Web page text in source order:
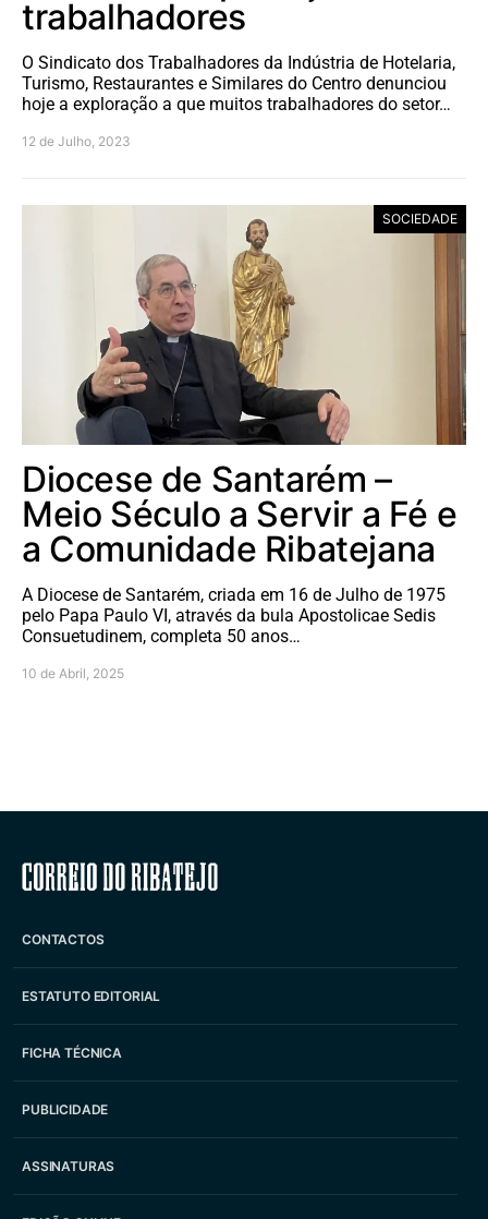
trabalhadores
O Sindicato dos Trabalhadores da Indústria de Hotelaria,
Turismo, Restaurantes e Similares do Centro denunciou
hoje a exploração a que muitos trabalhadores do setor…
12 de Julho, 2023
SOCIEDADE
Diocese de Santarém –
Meio Século a Servir a Fé e
a Comunidade Ribatejana
A Diocese de Santarém, criada em 16 de Julho de 1975
pelo Papa Paulo VI, através da bula Apostolicae Sedis
Consuetudinem, completa 50 anos…
10 de Abril, 2025
Correio do Ribatejo
CONTACTOS
ESTATUTO EDITORIAL
FICHA TÉCNICA
PUBLICIDADE
ASSINATURAS